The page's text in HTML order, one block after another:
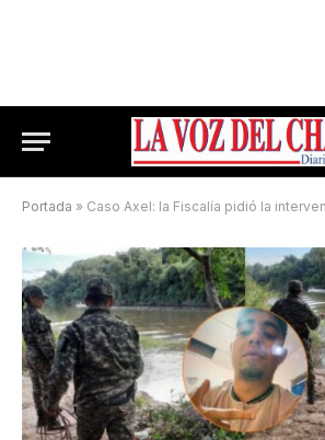
Portada » Caso Axel: la Fiscalía pidió la intervención de fuerzas